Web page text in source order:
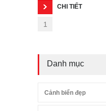
CHI TIẾT
1
Danh mục
Cảnh biển đẹp